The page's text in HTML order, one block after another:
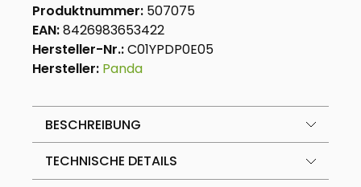
Produktnummer: 507075
EAN:8426983653422
Hersteller-Nr.:C01YPDP0E05
Hersteller: Panda
BESCHREIBUNG
TECHNISCHE DETAILS